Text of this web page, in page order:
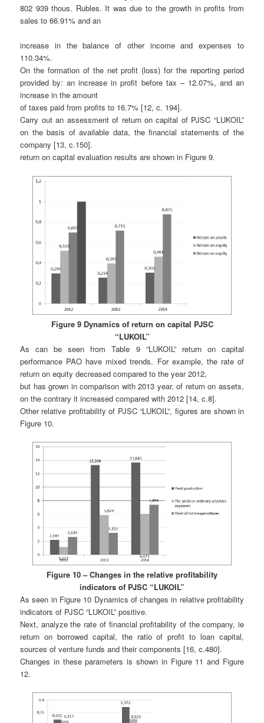
802 939 thous. Rubles. It was due to the growth in profits from
sales to 66.91% and an
increase in the balance of other income and expenses to
110.34%.
On the formation of the net profit (loss) for the reporting period
provided by: an increase in profit before tax – 12.07%, and an
increase in the amount
of taxes paid from profits to 16.7% [12, c. 194].
Carry out an assessment of return on capital of PJSC “LUKOIL”
on the basis of available data, the financial statements of the
company [13, c.150].
return on capital evaluation results are shown in Figure 9.
Figure 9 Dynamics of return on capital PJSC
“LUKOIL”
As can be seen from Table 9 “LUKOIL” return on capital
performance PAO have mixed trends. For example, the rate of
return on equity decreased compared to the year 2012,
but has grown in comparison with 2013 year. of return on assets,
on the contrary it increased compared with 2012 [14, c.8].
Other relative profitability of PJSC “LUKOIL”, figures are shown in
Figure 10.
Figure 10 – Changes in the relative profitability
indicators of PJSC “LUKOIL”
As seen in Figure 10 Dynamics of changes in relative profitability
indicators of PJSC “LUKOIL” positive.
Next, analyze the rate of financial profitability of the company, ie
return on borrowed capital, the ratio of profit to loan capital,
sources of venture funds and their components [16, c.480].
Changes in these parameters is shown in Figure 11 and Figure
12.